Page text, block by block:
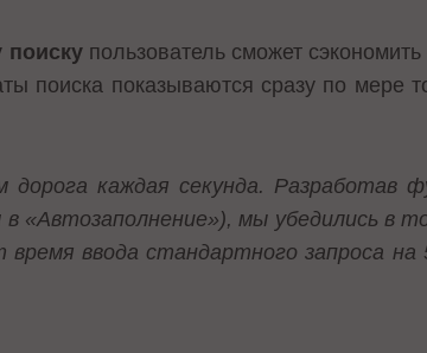
пользователь сможет сэкономить
поиска показываются сразу по мере
каждая секунда. Разработав
в «Автозаполнение»), мы убедились в
время ввода стандартного запроса на